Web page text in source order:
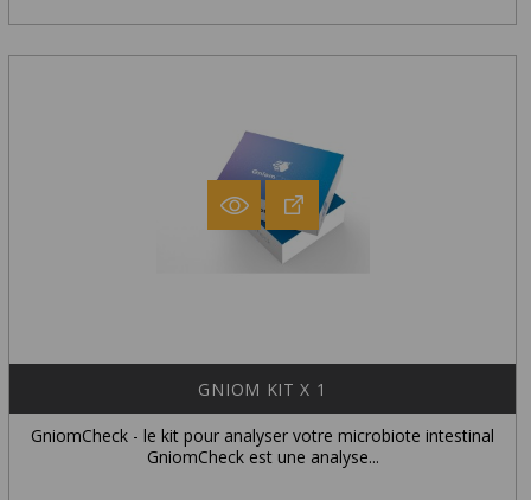
GNIOM KIT X 1
GniomCheck - le kit pour analyser votre microbiote intestinal
GniomCheck est une analyse...